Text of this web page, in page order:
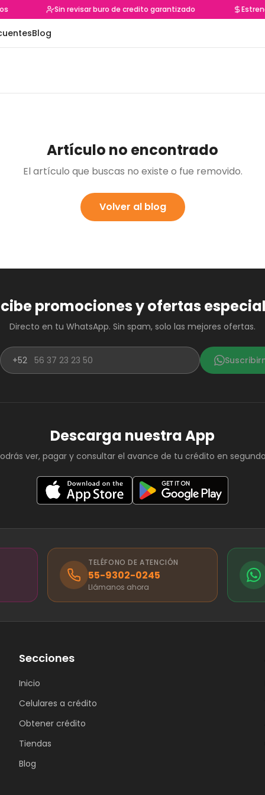
Sin revisar buro de credito garantizado Estrena
Blog
Artículo no encontrado
El artículo que buscas no existe o fue removido.
Volver al blog
promociones y ofertas
Directo en tu WhatsApp. Sin spam, solo las mejores ofertas.
+52
Descarga nuestra App
ver, pagar y consultar el avance de tu crédito en
TELÉFONO DE ATENCIÓN
55-9302-0245
Llámanos ahora
Secciones
Inicio
Celulares a crédito
Obtener crédito
Tiendas
Blog